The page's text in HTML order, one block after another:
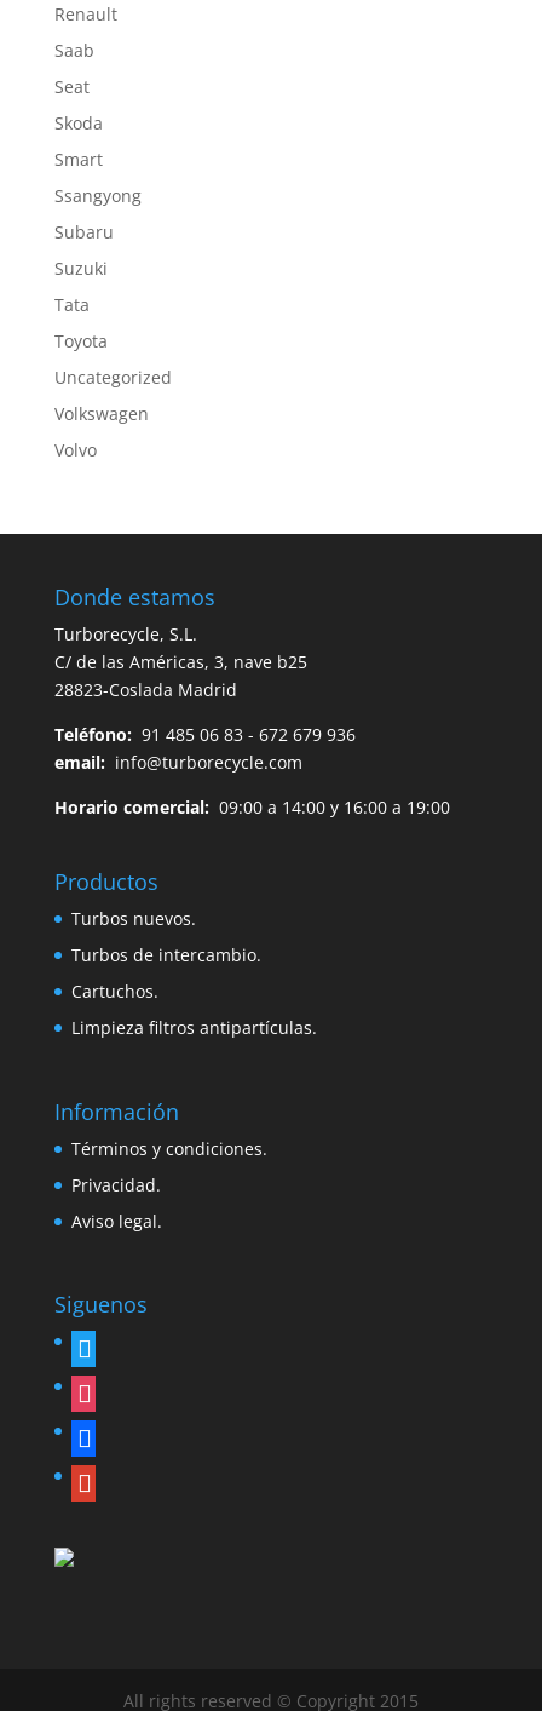
Renault
Saab
Seat
Skoda
Smart
Ssangyong
Subaru
Suzuki
Tata
Toyota
Uncategorized
Volkswagen
Volvo
Donde estamos
Turborecycle, S.L.
C/ de las Américas, 3, nave b25
28823-Coslada Madrid
Teléfono: 91 485 06 83 - 672 679 936
email: info@turborecycle.com
Horario comercial:09:00 a 14:00 y 16:00 a 19:00
Productos
Turbos nuevos.
Turbos de intercambio.
Cartuchos.
Limpieza filtros antipartículas.
Información
Términos y condiciones.
Privacidad.
Aviso legal.
Siguenos
twitter
instagram
facebook
google
All rights reserved © Copyright 2015